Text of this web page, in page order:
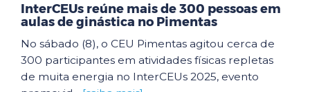
InterCEUs reúne mais de 300 pessoas em
aulas de ginástica no Pimentas
No sábado (8), o CEU Pimentas agitou cerca de
300 participantes em atividades físicas repletas
de muita energia no InterCEUs 2025, evento